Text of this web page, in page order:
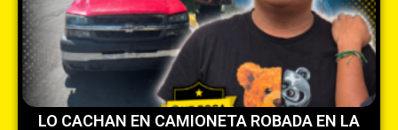
LO CACHAN EN CAMIONETA ROBADA EN LA